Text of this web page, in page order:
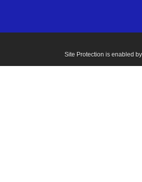
Site Protection is enabled